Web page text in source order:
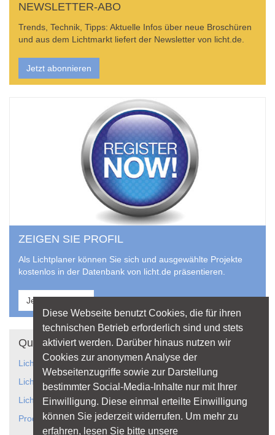
NEWSLETTER-ABO
Trends, Technik, Tipps: Aktuelle Infos über neue Broschüren
und aus dem Lichtmarkt liefert der Newsletter von licht.de.
Jetzt abonnieren
ZEIGEN SIE PROFIL
Als Lichtplaner können Sie sich und ausgewählte Projekte
kostenlos in der Datenbank von licht.de präsentieren.
Jetzt anmelden
Quicklinks
Lichtanwendungen
Lichtplanung
Licht gestaltet Räume
Produkte und Hersteller
Diese Webseite benutzt Cookies, die für ihren
technischen Betrieb erforderlich sind und stets
aktiviert werden. Darüber hinaus nutzen wir
Cookies zur anonymen Analyse der
Webseitenzugriffe sowie zur Darstellung
bestimmter Social-Media-Inhalte nur mit Ihrer
Einwilligung. Diese einmal erteilte Einwilligung
können Sie jederzeit widerrufen. Um mehr zu
erfahren, lesen Sie bitte unsere